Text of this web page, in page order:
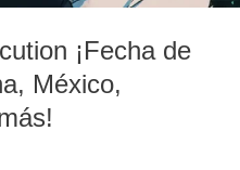
¡Fecha de
México,